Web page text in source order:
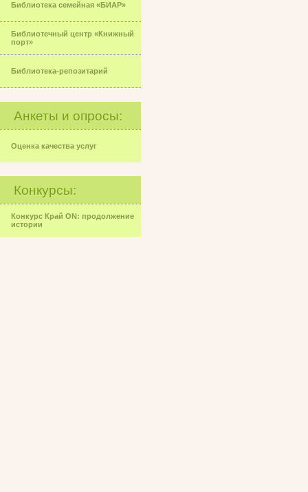
Библиотека семейная «БИАР»
Библиотечный центр «Книжный
порт»
Библиотека-репозитарий
Анкеты и опросы:
Оценка качества услуг
Конкурсы:
Конкурс Край ON: продолжение
истории